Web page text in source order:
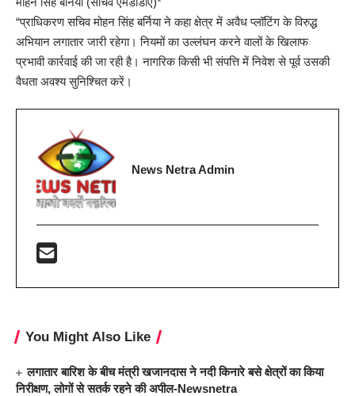
“प्राधिकरण सचिव मोहन सिंह बर्निया ने कहा क्षेत्र में अवैध प्लॉटिंग के विरुद्ध
अभियान लगातार जारी रहेगा। नियमों का उल्लंघन करने वालों के खिलाफ
प्रभावी कार्रवाई की जा रही है। नागरिक किसी भी संपत्ति में निवेश से पूर्व उसकी
वैधता अवश्य सुनिश्चित करें।
News Netra Admin
You Might Also Like
लगातार बारिश के बीच मंत्री खजानदास ने नदी किनारे बसे क्षेत्रों का किया
निरीक्षण, लोगों से सतर्क रहने की अपील-Newsnetra